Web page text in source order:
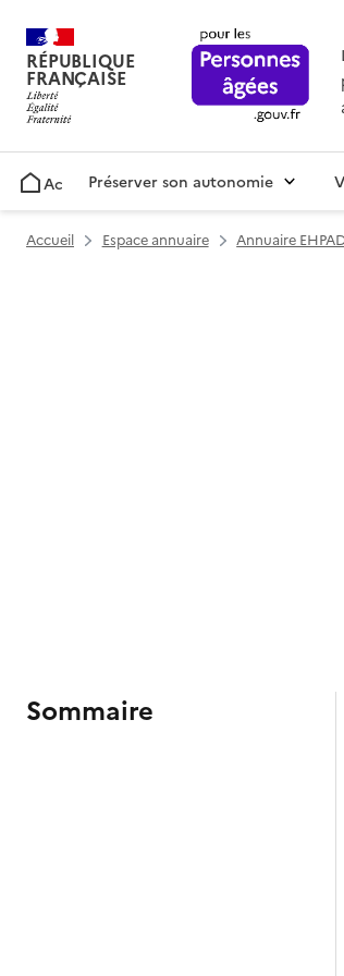
RÉPUBLIQUE
FRANÇAISE
AccueilPréserver son autonomie
Accueil Espace annuaire Annuaire
Sommaire